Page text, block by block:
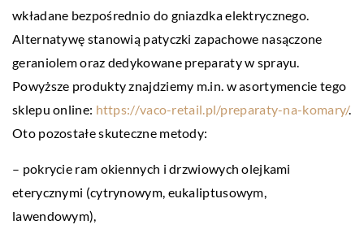
wkładane bezpośrednio do gniazdka elektrycznego.
Alternatywę stanowią patyczki zapachowe nasączone
geraniolem oraz dedykowane preparaty w sprayu.
Powyższe produkty znajdziemy m.in. w asortymencie tego
sklepu online: https://vaco-retail.pl/preparaty-na-komary/.
Oto pozostałe skuteczne metody:
– pokrycie ram okiennych i drzwiowych olejkami
eterycznymi (cytrynowym, eukaliptusowym,
lawendowym),